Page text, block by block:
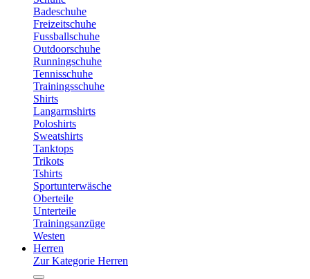
Badeschuhe
Freizeitschuhe
Fussballschuhe
Outdoorschuhe
Runningschuhe
Tennisschuhe
Trainingsschuhe
Shirts
Langarmshirts
Poloshirts
Sweatshirts
Tanktops
Trikots
Tshirts
Sportunterwäsche
Oberteile
Unterteile
Trainingsanzüge
Westen
Herren
Zur Kategorie Herren